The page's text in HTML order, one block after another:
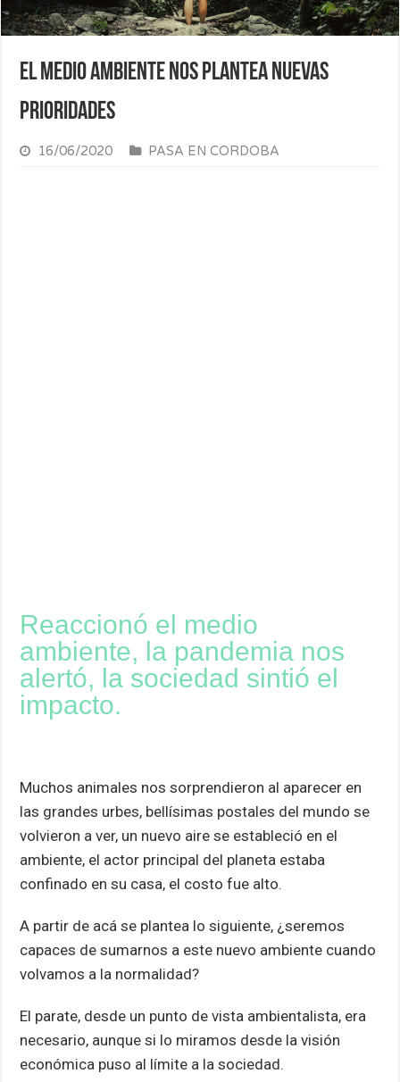
El medio ambiente nos plantea nuevas
prioridades
16/06/2020 PASA EN CORDOBA
Reaccionó el medio
ambiente, la pandemia nos
alertó, la sociedad sintió el
impacto.
Muchos animales nos sorprendieron al aparecer en
las grandes urbes, bellísimas postales del mundo se
volvieron a ver, un nuevo aire se estableció en el
ambiente, el actor principal del planeta estaba
confinado en su casa, el costo fue alto.
A partir de acá se plantea lo siguiente, ¿seremos
capaces de sumarnos a este nuevo ambiente cuando
volvamos a la normalidad?
El parate, desde un punto de vista ambientalista, era
necesario, aunque si lo miramos desde la visión
económica puso al límite a la sociedad.